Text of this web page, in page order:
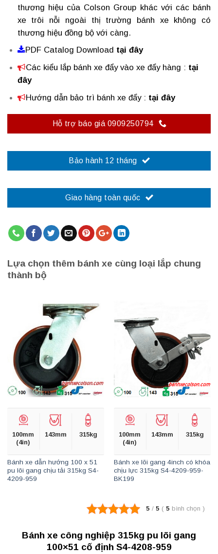
thương hiệu của Colson Group khác với các bánh
xe trôi nỗi ngoài thị trường bánh xe không có
thương hiệu đồng bộ với càng.
PDF Catalog Download tại đây
Các kiểu lắp bánh xe đẩy vào xe đẩy hàng : tại
đây
Hướng dẫn bảo trì bánh xe đẩy: tại đây
Hỗ trợ báo giá 0909250794
Bảo hành 12 tháng
Giao hàng toàn quốc
Lựa chọn thêm bánh xe cùng loại lắp chung
thành bộ
100mm
(4in)
143mm 315kg
Bánh xe dẫn hướng 100 x 51
pu lõi gang chịu tải 315kg S4-
4209-959
100mm
(4in)
143mm 315kg
Bánh xe lõi gang 4inch có khóa
chịu lực 315kg S4-4209-959-
BK199
5 / 5 ( 5 bình chọn )
Bánh xe công nghiệp 315kg pu lõi gang
100×51 cố định S4-4208-959